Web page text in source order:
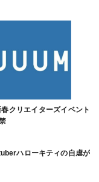
クリエイターズイベント
ハローキティの自虐が